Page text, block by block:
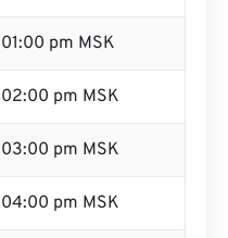
01:00 pm MSK
02:00 pm MSK
03:00 pm MSK
04:00 pm MSK